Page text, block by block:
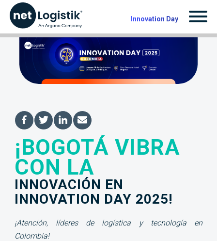
Innovation Day
¡Bogotá vibra con la
innovación en
Innovation Day
2025!
¡BOGOTÁ VIBRA
CON LA
INNOVACIÓN EN
INNOVATION DAY 2025!
¡Atención, líderes de logística y tecnología en
Colombia!